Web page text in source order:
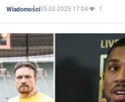
Wiadomości05.03.2025 17:04 1